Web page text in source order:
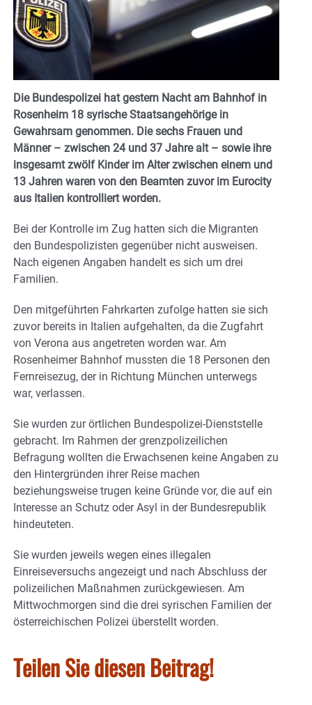
Die Bundespolizei hat gestern Nacht am Bahnhof in
Rosenheim 18 syrische Staatsangehörige in
Gewahrsam genommen. Die sechs Frauen und
Männer – zwischen 24 und 37 Jahre alt – sowie ihre
insgesamt zwölf Kinder im Alter zwischen einem und
13 Jahren waren von den Beamten zuvor im Eurocity
aus Italien kontrolliert worden.
Bei der Kontrolle im Zug hatten sich die Migranten
den Bundespolizisten gegenüber nicht ausweisen.
Nach eigenen Angaben handelt es sich um drei
Familien.
Den mitgeführten Fahrkarten zufolge hatten sie sich
zuvor bereits in Italien aufgehalten, da die Zugfahrt
von Verona aus angetreten worden war. Am
Rosenheimer Bahnhof mussten die 18 Personen den
Fernreisezug, der in Richtung München unterwegs
war, verlassen.
Sie wurden zur örtlichen Bundespolizei-Dienststelle
gebracht. Im Rahmen der grenzpolizeilichen
Befragung wollten die Erwachsenen keine Angaben zu
den Hintergründen ihrer Reise machen
beziehungsweise trugen keine Gründe vor, die auf ein
Interesse an Schutz oder Asyl in der Bundesrepublik
hindeuteten.
Sie wurden jeweils wegen eines illegalen
Einreiseversuchs angezeigt und nach Abschluss der
polizeilichen Maßnahmen zurückgewiesen. Am
Mittwochmorgen sind die drei syrischen Familien der
österreichischen Polizei überstellt worden.
Teilen Sie diesen Beitrag!